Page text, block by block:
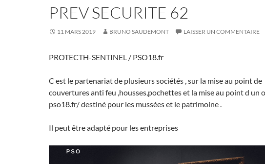
PREV SECURITE 62
11 MARS 2019 BRUNO SAUDEMONT LAISSER UN COMMENTAIRE
PROTECTH-SENTINEL / PSO18.fr
C est le partenariat de plusieurs sociétés , sur la mise au point de
couvertures anti feu ,housses,pochettes et la mise au point d un
pso18.fr/ destiné pour les mussées et le patrimoine .
Il peut être adapté pour les entreprises